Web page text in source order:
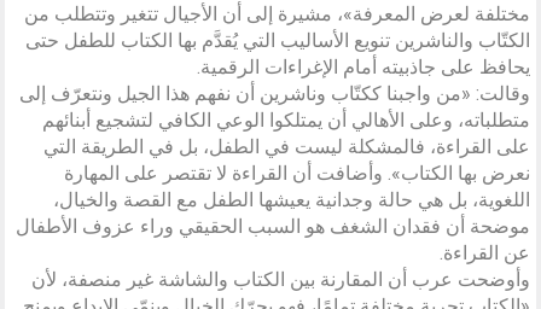
مختلفة لعرض المعرفة»، مشيرة إلى أن الأجيال تتغير وتتطلب من
الكتّاب والناشرين تنويع الأساليب التي يُقدَّم بها الكتاب للطفل حتى
يحافظ على جاذبيته أمام الإغراءات الرقمية.
وقالت: «من واجبنا ككتّاب وناشرين أن نفهم هذا الجيل ونتعرّف إلى
متطلباته، وعلى الأهالي أن يمتلكوا الوعي الكافي لتشجيع أبنائهم
على القراءة، فالمشكلة ليست في الطفل، بل في الطريقة التي
نعرض بها الكتاب». وأضافت أن القراءة لا تقتصر على المهارة
اللغوية، بل هي حالة وجدانية يعيشها الطفل مع القصة والخيال،
موضحة أن فقدان الشغف هو السبب الحقيقي وراء عزوف الأطفال
عن القراءة.
وأوضحت عرب أن المقارنة بين الكتاب والشاشة غير منصفة، لأن